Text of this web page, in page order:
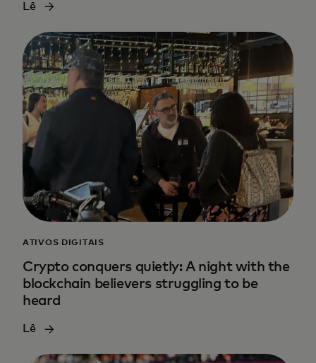
Lê
ATIVOS DIGITAIS
Crypto conquers quietly: A night with the
blockchain believers struggling to be
heard
Lê